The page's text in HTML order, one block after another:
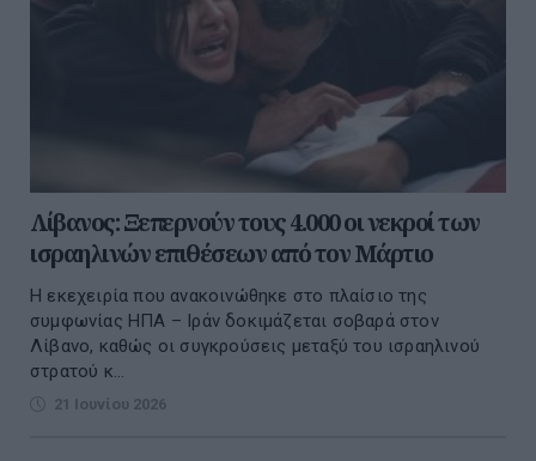
Λίβανος: Ξεπερνούν τους 4.000 οι νεκροί των
ισραηλινών επιθέσεων από τον Μάρτιο
Η εκεχειρία που ανακοινώθηκε στο πλαίσιο της
συμφωνίας ΗΠΑ – Ιράν δοκιμάζεται σοβαρά στον
Λίβανο, καθώς οι συγκρούσεις μεταξύ του ισραηλινού
στρατού κ...
21 Ιουνίου 2026